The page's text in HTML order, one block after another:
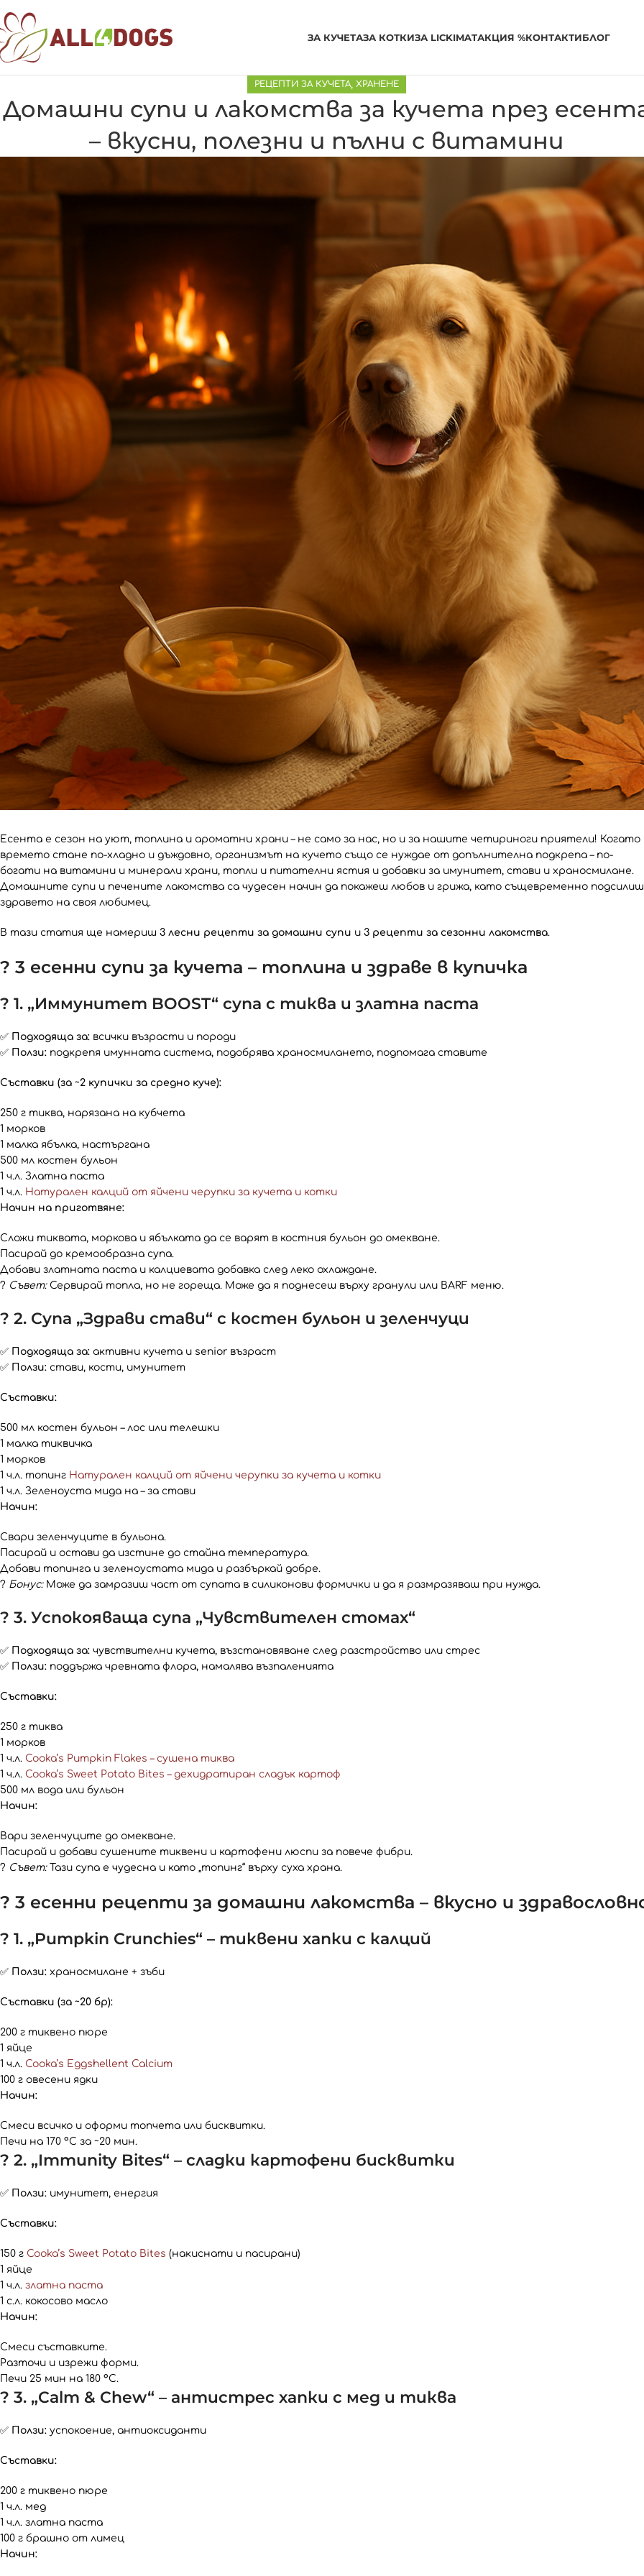
ЗА КУЧЕТАЗА КОТКИЗА LICKIMATАКЦИЯ %КОНТАКТИБЛОГ
РЕЦЕПТИ ЗА КУЧЕТА, ХРАНЕНЕ
Домашни супи и лакомства за кучета през
– вкусни, полезни и пълни с витамини
Есента е сезон на уют, топлина и ароматни храни – не само за нас, но и за нашите четириноги приятели! Когато
времето стане по-хладно и дъждовно, организмът на кучето също се нуждае от допълнителна подкрепа – по-
богати на витамини и минерали храни, топли и питателни ястия и добавки за имунитет, стави и храносмилане.
Домашните супи и печените лакомства са чудесен начин да покажеш любов и грижа, като същевременно подсилиш
здравето на своя любимец.
В тази статия ще намериш 3 лесни рецепти за домашни супи и 3 рецепти за сезонни лакомства.
? 3 есенни супи за кучета – топлина и здраве в купичка
? 1. „Иммунитет BOOST“ супа с тиква и златна паста
✅ Подходяща за: всички възрасти и породи
✅ Ползи: подкрепя имунната система, подобрява храносмилането, подпомага ставите
Съставки (за ~2 купички за средно куче):
250 г тиква, нарязана на кубчета
1 морков
1 малка ябълка, настъргана
500 мл костен бульон
1 ч.л. Златна паста
1 ч.л. Натурален калций от яйчени черупки за кучета и котки
Начин на приготвяне:
Сложи тиквата, моркова и ябълката да се варят в костния бульон до омекване.
Пасирай до кремообразна супа.
Добави златната паста и калциевата добавка след леко охлаждане.
? Съвет:Сервирай топла, но не гореща. Може да я поднесеш върху гранули или BARF меню.
? 2. Супа „Здрави стави“ с костен бульон и зеленчуци
✅ Подходяща за: активни кучета и senior възраст
✅ Ползи: стави, кости, имунитет
Съставки:
500 мл костен бульон – лос или телешки
1 малка тиквичка
1 морков
1 ч.л. топинг Натурален калций от яйчени черупки за кучета и котки
1 ч.л. Зеленоуста мида на – за стави
Начин:
Свари зеленчуците в бульона.
Пасирай и остави да изстине до стайна температура.
Добави топинга и зеленоустата мида и разбъркай добре.
? Бонус:Може да замразиш част от супата в силиконови формички и да я размразяваш при нужда.
? 3. Успокояваща супа „Чувствителен стомах“
✅ Подходяща за: чувствителни кучета, възстановяване след разстройство или стрес
✅ Ползи: поддържа чревната флора, намалява възпаленията
Съставки:
250 г тиква
1 морков
1 ч.л. Cooka’s Pumpkin Flakes – сушена тиква
1 ч.л. Cooka’s Sweet Potato Bites – дехидратиран сладък картоф
500 мл вода или бульон
Начин:
Вари зеленчуците до омекване.
Пасирай и добави сушените тиквени и картофени люспи за повече фибри.
? Съвет:Тази супа е чудесна и като „топинг“ върху суха храна.
? 3 есенни рецепти за домашни лакомства – вкусно и
? 1. „Pumpkin Crunchies“ – тиквени хапки с калций
✅ Ползи: храносмилане + зъби
Съставки (за ~20 бр):
200 г тиквено пюре
1 яйце
1 ч.л. Cooka’s Eggshellent Calcium
100 г овесени ядки
Начин:
Смеси всичко и оформи топчета или бисквитки.
Печи на 170 °С за ~20 мин.
? 2. „Immunity Bites“ – сладки картофени бисквитки
✅ Ползи: имунитет, енергия
Съставки:
150 г Cooka’s Sweet Potato Bites (накиснати и пасирани)
1 яйце
1 ч.л. златна паста
1 с.л. кокосово масло
Начин:
Смеси съставките.
Разточи и изрежи форми.
Печи 25 мин на 180 °С.
? 3. „Calm & Chew“ – антистрес хапки с мед и тиква
✅ Ползи: успокоение, антиоксиданти
Съставки:
200 г тиквено пюре
1 ч.л. мед
1 ч.л. златна паста
100 г брашно от лимец
Начин: